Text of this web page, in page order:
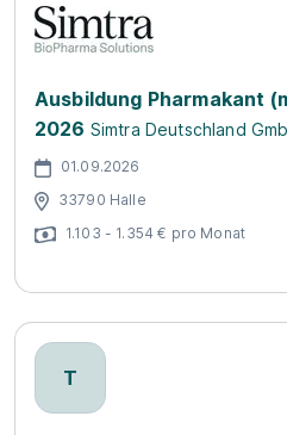
Ausbildung Pharmakant
2026 Simtra Deutschland
01.09.2026
33790 Halle
1.103 - 1.354 € pro Monat
T